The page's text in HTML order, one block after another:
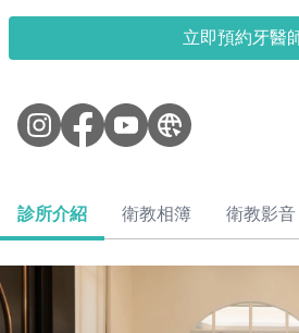
立即預約牙醫
診所介紹 衛教相簿 衛教影音